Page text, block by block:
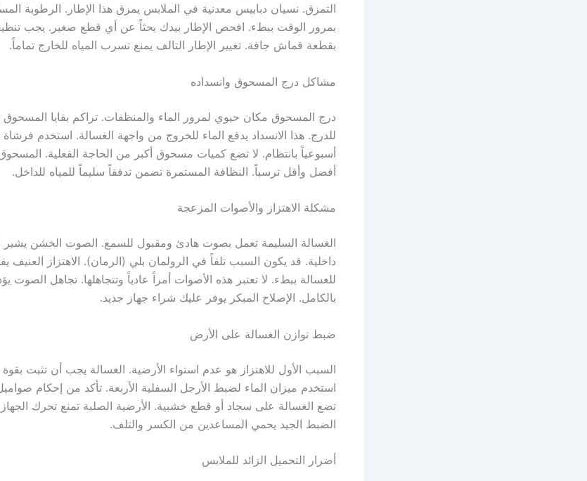
التمزق. نسيان دبابيس معدنية في الملابس يمزق هذا الإطار. الرطوبة
بمرور الوقت ببطء. افحص الإطار بيدك بحثاً عن أي قطع صغير. يجب
بقطعة قماش جافة. تغيير الإطار التالف يمنع تسرب المياه للخارج تماماً.
مشاكل درج المسحوق وانسداده
درج المسحوق مكان حيوي لمرور الماء والمنظفات. تراكم بقايا المسحوق
للدرج. هذا الانسداد يدفع الماء للخروج من واجهة الغسالة. استخدم
أسبوعياً بانتظام. لا تضع كميات مسحوق أكبر من الحاجة الفعلية. المسحوق
أفضل وأقل ترسباً. النظافة المستمرة تضمن تدفقاً سليماً للمياه للداخل.
مشكلة الاهتزاز والأصوات المزعجة
الغسالة السليمة تعمل بصوت هادئ ومقبول للسمع. الصوت الخشن يشير
داخلية. قد يكون السبب تلفاً في الرولمان بلي (الرمان). الاهتزاز العنيف
للغسالة ببطء. لا تعتبر هذه الأصوات أمراً عادياً وتتجاهلها. تجاهل
بالكامل. الإصلاح المبكر يوفر عليك شراء جهاز جديد.
ضبط توازن الغسالة على الأرض
السبب الأول للاهتزاز هو عدم استواء الأرضية. الغسالة يجب أن تثبت
استخدم ميزان الماء لضبط الأرجل السفلية الأربعة. تأكد من إحكام
تضع الغسالة على سجاد أو قطع خشبية. الأرضية الصلبة تمنع تحرك الجهاز
الضبط الجيد يحمي المساعدين من الكسر والتلف.
أضرار التحميل الزائد للملابس